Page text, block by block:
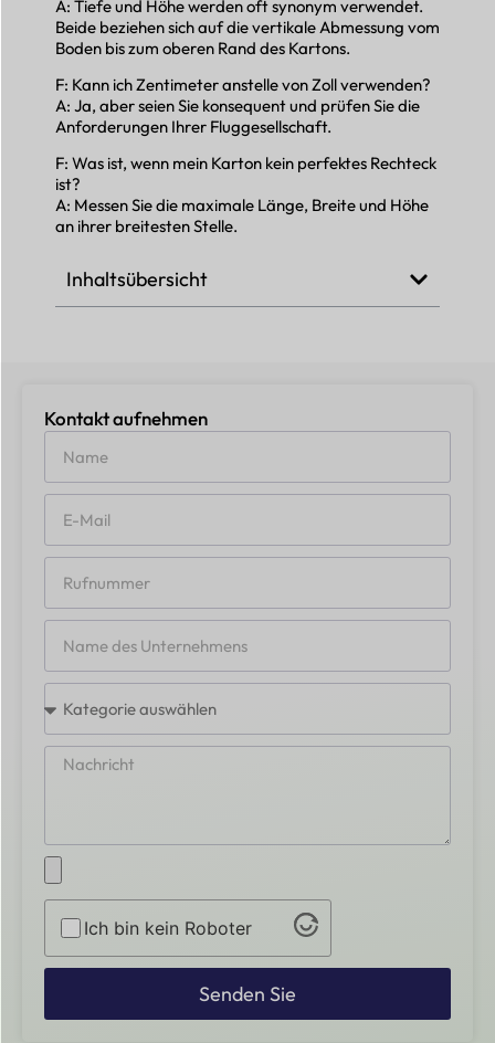
Inhaltsübersicht
A: Tiefe und Höhe werden oft synonym verwendet.
Beide beziehen sich auf die vertikale Abmessung vom
Boden bis zum oberen Rand des Kartons.
F: Kann ich Zentimeter anstelle von Zoll verwenden?
A: Ja, aber seien Sie konsequent und prüfen Sie die
Anforderungen Ihrer Fluggesellschaft.
F: Was ist, wenn mein Karton kein perfektes Rechteck
ist?
A: Messen Sie die maximale Länge, Breite und Höhe
an ihrer breitesten Stelle.
Kontakt aufnehmen
Ich bin kein Roboter
Senden Sie